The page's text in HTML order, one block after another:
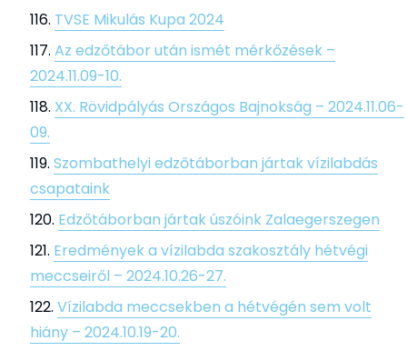
TVSE Mikulás Kupa 2024
Az edzőtábor után ismét mérkőzések –
2024.11.09-10.
XX. Rövidpályás Országos Bajnokság – 2024.11.06-
09.
Szombathelyi edzőtáborban jártak vízilabdás
csapataink
Edzőtáborban jártak úszóink Zalaegerszegen
Eredmények a vízilabda szakosztály hétvégi
meccseiről – 2024.10.26-27.
Vízilabda meccsekben a hétvégén sem volt
hiány – 2024.10.19-20.